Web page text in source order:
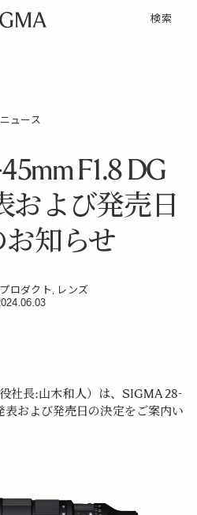
検索
ニュース
F1.8 DG
および発売日
知らせ
ロダクト, レンズ
社長:山木和人）は、SIGMA 28-
表および発売日の決定をご案内い